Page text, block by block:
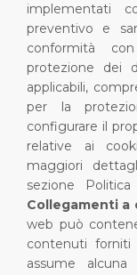
implementati
preventivo e
conformità
protezione dei
applicabili,
per la
configurare il
relative ai
maggiori
sezione
Collegamenti
web può
contenuti
assume alcuna